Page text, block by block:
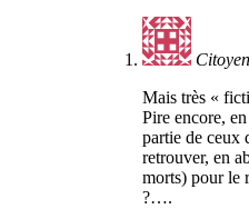
Citoyen
Mais très «
Pire encore,
partie de ceux
retrouver, en
morts) pour le
?….